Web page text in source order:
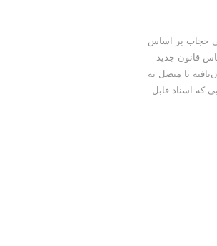
بی حجاب بر اساس
قانون جدید
یا متصل به
که اسناد قابل